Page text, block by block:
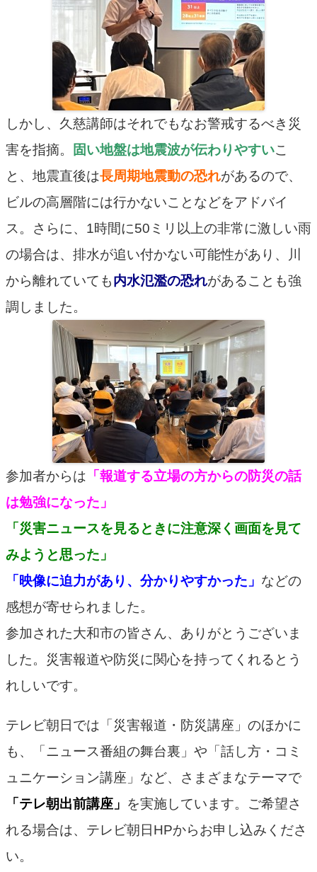
しかし、久慈講師はそれでもなお警戒するべき災
害を指摘。
固い地盤は地震波が伝わりやすいこ
と、地震直後は長周期地震動の恐れがあるので、
ビルの高層階には行かないことなどをアドバイ
ス。さらに、1時間に50ミリ以上の非常に激しい雨
の場合は、排水が追い付かない可能性があり、川
から離れていても内水氾濫の恐れがあることも強
調しました。
参加者からは 「報道する立場の方からの防災の話
は勉強になった」
「災害ニュースを見るときに注意深く画面を見て
みようと思った」
「映像に迫力があり、分かりやすかった」 などの
感想が寄せられました。
参加された大和市の皆さん、ありがとうございま
した。災害報道や防災に関心を持ってくれるとう
れしいです。
テレビ朝日では「災害報道・防災講座」のほかに
も、「ニュース番組の舞台裏」や「話し方・コミ
ュニケーション講座」など、さまざまなテーマで
「テレ朝出前講座」 を実施しています。ご希望さ
れる場合は、テレビ朝日HPからお申し込みくださ
い。